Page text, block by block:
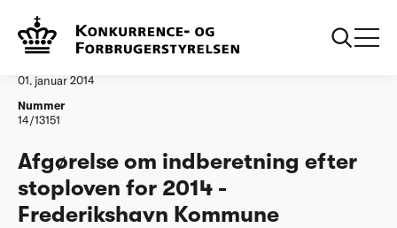
Vandtilsyn
01. januar 2014
Nummer
14/13151
Afgørelse om indberetning efter
stoploven for 2014 -
Frederikshavn Kommune